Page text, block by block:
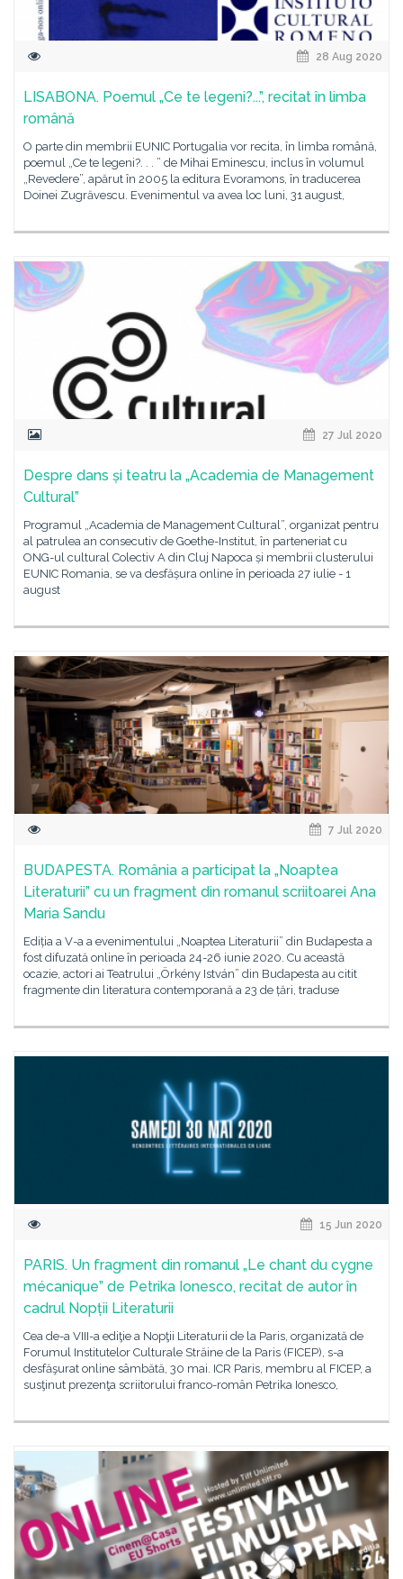
28 Aug 2020
LISABONA. Poemul „Ce te legeni?...”, recitat în limba
română
O parte din membrii EUNIC Portugalia vor recita, în limba română,
poemul „Ce te legeni?. . . ” de Mihai Eminescu, inclus în volumul
„Revedere”, apărut în 2005 la editura Evoramons, în traducerea
Doinei Zugrăvescu. Evenimentul va avea loc luni, 31 august,
27 Jul 2020
Despre dans și teatru la „Academia de Management
Cultural”
Programul „Academia de Management Cultural”, organizat pentru
al patrulea an consecutiv de Goethe-Institut, în parteneriat cu
ONG-ul cultural Colectiv A din Cluj Napoca și membrii clusterului
EUNIC Romania, se va desfășura online în perioada 27 iulie - 1
august
7 Jul 2020
BUDAPESTA. România a participat la „Noaptea
Literaturii” cu un fragment din romanul scriitoarei Ana
Maria Sandu
Ediția a V-a a evenimentului „Noaptea Literaturii” din Budapesta a
fost difuzată online în perioada 24-26 iunie 2020. Cu această
ocazie, actori ai Teatrului „Örkény István” din Budapesta au citit
fragmente din literatura contemporană a 23 de țări, traduse
15 Jun 2020
PARIS. Un fragment din romanul „Le chant du cygne
mécanique” de Petrika Ionesco, recitat de autor în
cadrul Nopții Literaturii
Cea de-a VIII-a ediţie a Nopţii Literaturii de la Paris, organizată de
Forumul Institutelor Culturale Străine de la Paris (FICEP), s-a
desfăşurat online sâmbătă, 30 mai. ICR Paris, membru al FICEP, a
susţinut prezenţa scriitorului franco-român Petrika Ionesco,